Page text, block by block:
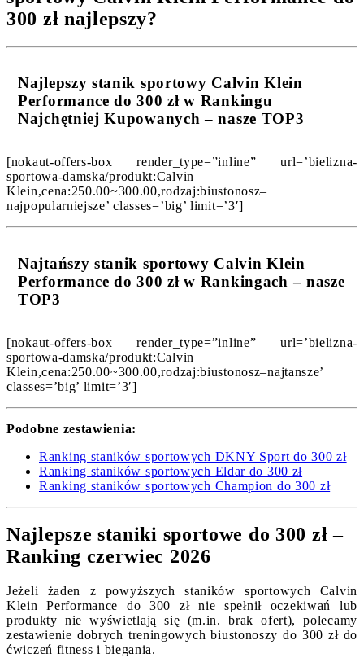
300 zł najlepszy?
Najlepszy stanik sportowy Calvin Klein
Performance do 300 zł w Rankingu
Najchętniej Kupowanych – nasze TOP3
[nokaut-offers-box render_type=”inline” url=’bielizna-
sportowa-damska/produkt:Calvin
Klein,cena:250.00~300.00,rodzaj:biustonosz–
najpopularniejsze’ classes=’big’ limit=’3′]
Najtańszy stanik sportowy Calvin Klein
Performance do 300 zł w Rankingach – nasze
TOP3
[nokaut-offers-box render_type=”inline” url=’bielizna-
sportowa-damska/produkt:Calvin
Klein,cena:250.00~300.00,rodzaj:biustonosz–najtansze’
classes=’big’ limit=’3′]
Podobne zestawienia:
Ranking staników sportowych DKNY Sport do 300 zł
Ranking staników sportowych Eldar do 300 zł
Ranking staników sportowych Champion do 300 zł
Najlepsze staniki sportowe do 300 zł –
Ranking czerwiec 2026
Jeżeli żaden z powyższych staników sportowych Calvin
Klein Performance do 300 zł nie spełnił oczekiwań lub
produkty nie wyświetlają się (m.in. brak ofert), polecamy
zestawienie dobrych treningowych biustonoszy do 300 zł do
ćwiczeń fitness i biegania.